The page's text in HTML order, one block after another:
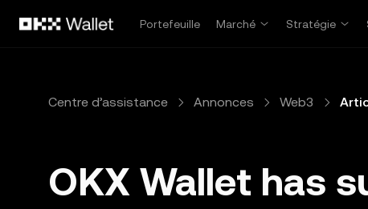
Portefeuille
Marché Stratégie
Centre d’assistance Annonces Web3
OKX Wallet has